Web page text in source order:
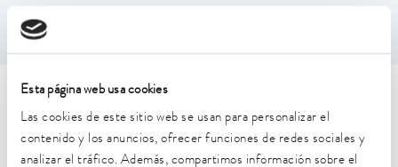
Esta página web usa cookies
Las cookies de este sitio web se usan para personalizar el
contenido y los anuncios, ofrecer funciones de redes sociales y
analizar el tráfico. Además, compartimos información sobre el
Características técnicas (según
DIN 12876)